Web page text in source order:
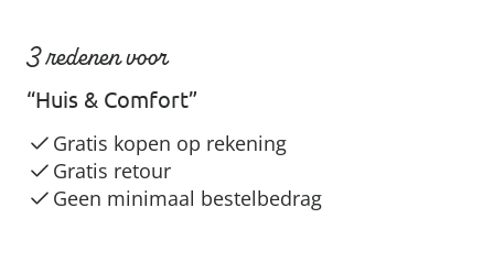
3 redenen voor
“Huis & Comfort”
Gratis kopen op rekening
Gratis retour
Geen minimaal bestelbedrag